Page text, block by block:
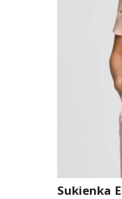
Sukienka